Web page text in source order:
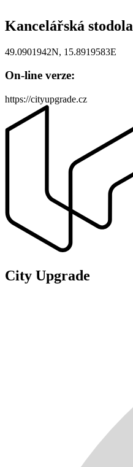
Kancelářská stodola
49.0901942N, 15.8919583E
On-line verze:
https://cityupgrade.cz
City Upgrade